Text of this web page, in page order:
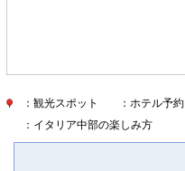
：観光スポット ：ホテル予約
：イタリア中部の楽しみ方